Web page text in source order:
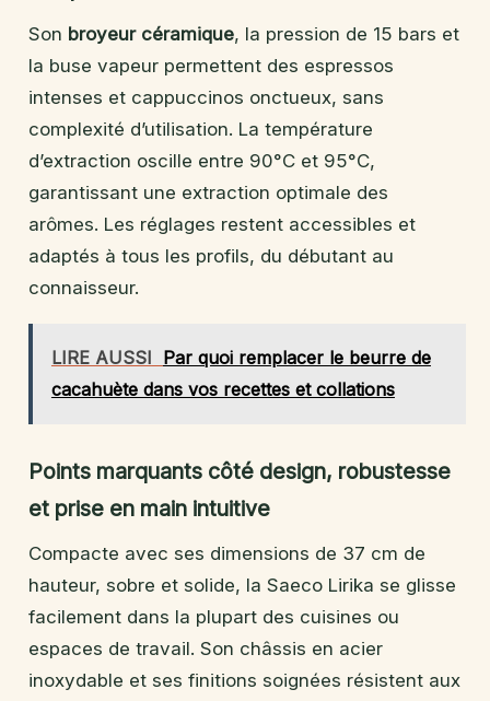
Son broyeur céramique, la pression de 15 bars et
la buse vapeur permettent des espressos
intenses et cappuccinos onctueux, sans
complexité d’utilisation. La température
d’extraction oscille entre 90°C et 95°C,
garantissant une extraction optimale des
arômes. Les réglages restent accessibles et
adaptés à tous les profils, du débutant au
connaisseur.
LIRE AUSSI Par quoi remplacer le beurre de
cacahuète dans vos recettes et collations
Points marquants côté design, robustesse
et prise en main intuitive
Compacte avec ses dimensions de 37 cm de
hauteur, sobre et solide, la Saeco Lirika se glisse
facilement dans la plupart des cuisines ou
espaces de travail. Son châssis en acier
inoxydable et ses finitions soignées résistent aux